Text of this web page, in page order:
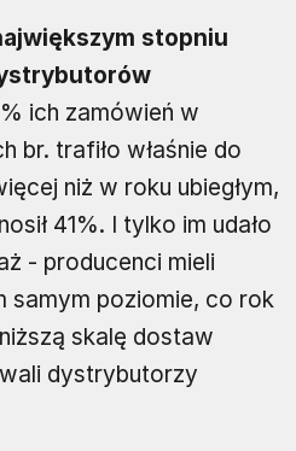
stopniu
ich zamówień w
br. trafiło właśnie do
niż w roku ubiegłym,
41%. I tylko im udało
- producenci mieli
samym poziomie, co rok
skalę dostaw
dystrybutorzy